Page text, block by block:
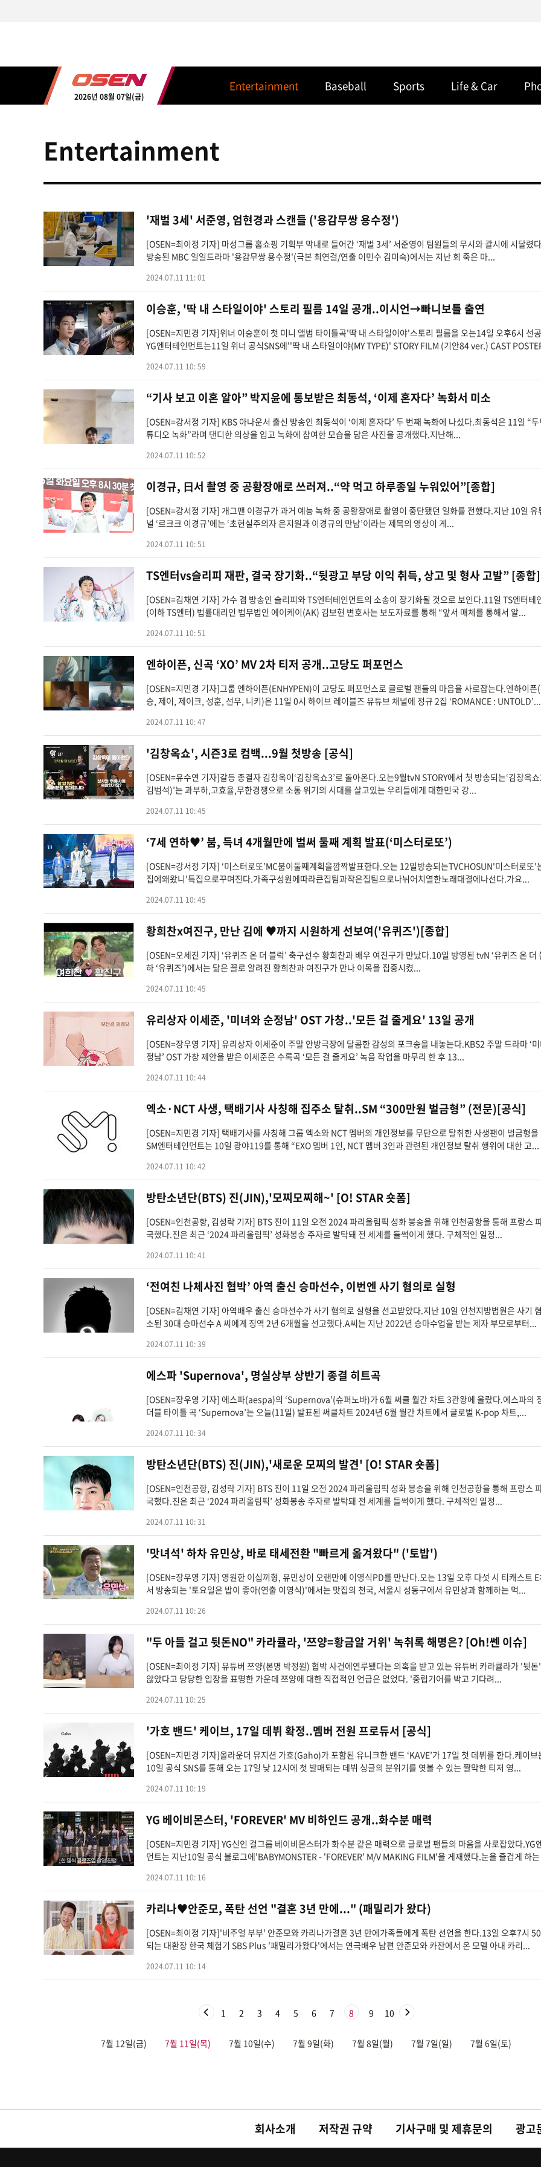
2026년 08월 07일(금)
Entertainment Baseball Sports Life & Car
Entertainment
'재벌 3세' 서준영, 엄현경과 스캔들 ('용감무쌍 용수정')
[OSEN=최이정 기자] 마성그룹 홈쇼핑 기획부 막내로 들어간 ‘재벌 3세’ 서준영이 팀원들의 무시와 괄시에 시달렸
방송된 MBC 일일드라마 '용감무쌍 용수정'(극본 최연걸/연출 이민수 김미숙)에서는 지난 회 죽은 마...
2024.07.11 11: 01
이승훈, '딱 내 스타일이야' 스토리 필름 14일 공개..이시언→빠니보틀 출연
[OSEN=지민경 기자]위너 이승훈이 첫 미니 앨범 타이틀곡'딱 내 스타일이야'스토리 필름을 오는14일 오후6시 선
YG엔터테인먼트는11일 위너 공식SNS에''딱 내 스타일이야(MY TYPE)' STORY FILM (기안84 ver.) CAST
2024.07.11 10: 59
“기사 보고 이혼 알아” 박지윤에 통보받은 최동석, ‘이제 혼자다’ 녹화서 미소
[OSEN=강서정 기자] KBS 아나운서 출신 방송인 최동석이 ‘이제 혼자다’ 두 번째 녹화에 나섰다.최동석은 11일 “
튜디오 녹화”라며 댄디한 의상을 입고 녹화에 참여한 모습을 담은 사진을 공개했다.지난해...
2024.07.11 10: 52
이경규, 日서 촬영 중 공황장애로 쓰러져..“약 먹고 하루종일 누워있어”[종합]
[OSEN=강서정 기자] 개그맨 이경규가 과거 예능 녹화 중 공황장애로 촬영이 중단됐던 일화를 전했다.지난 10일 유
널 ‘르크크 이경규’에는 ‘초현실주의자 은지원과 이경규의 만남’이라는 제목의 영상이 게...
2024.07.11 10: 51
TS엔터vs슬리피 재판, 결국 장기화..“뒷광고 부당 이익 취득, 상고 및 형사 고발” [종합]
[OSEN=김채연 기자] 가수 겸 방송인 슬리피와 TS엔터테인먼트의 소송이 장기화될 것으로 보인다.11일 TS엔터테
(이하 TS엔터) 법률대리인 법무법인 에이케이(AK) 김보현 변호사는 보도자료를 통해 “앞서 매체를 통해서 알...
2024.07.11 10: 51
엔하이픈, 신곡 ‘XO’ MV 2차 티저 공개..고당도 퍼포먼스
[OSEN=지민경 기자]그룹 엔하이픈(ENHYPEN)이 고당도 퍼포먼스로 글로벌 팬들의 마음을 사로잡는다.엔하이픈
승, 제이, 제이크, 성훈, 선우, 니키)은 11일 0시 하이브 레이블즈 유튜브 채널에 정규 2집 ‘ROMANCE : UNTOLD’...
2024.07.11 10: 47
'김창옥쇼', 시즌3로 컴백...9월 첫방송 [공식]
[OSEN=유수연 기자]갈등 종결자 김창옥이‘김창옥쇼3’로 돌아온다.오는9월tvN STORY에서 첫 방송되는‘김창옥
김범석)’는 과부하,고효율,무한경쟁으로 소통 위기의 시대를 살고있는 우리들에게 대한민국 강...
2024.07.11 10: 45
‘7세 연하♥︎’ 붐, 득녀 4개월만에 벌써 둘째 계획 발표(‘미스터로또’)
[OSEN=강서정 기자] ‘미스터로또’MC붐이둘째계획을깜짝발표한다.오는 12일방송되는TVCHOSUN'미스터로또'
집에왜왔니'특집으로꾸며진다.가족구성원에따라큰집팀과작은집팀으로나뉘어치열한노래대결에나선다.가요...
2024.07.11 10: 45
황희찬x여진구, 만난 김에 ♥까지 시원하게 선보여('유퀴즈')[종합]
[OSEN=오세진 기자] ‘유퀴즈 온 더 블럭’ 축구선수 황희찬과 배우 여진구가 만났다.10일 방영된 tvN ‘유퀴즈 온 더
하 ‘유퀴즈’)에서는 닮은 꼴로 알려진 황희찬과 여진구가 만나 이목을 집중시켰...
2024.07.11 10: 45
유리상자 이세준, '미녀와 순정남' OST 가창..'모든 걸 줄게요' 13일 공개
[OSEN=장우영 기자] 유리상자 이세준이 주말 안방극장에 달콤한 감성의 포크송을 내놓는다.KBS2 주말 드라마 ‘
정남’ OST 가창 제안을 받은 이세준은 수록곡 ‘모든 걸 줄게요’ 녹음 작업을 마무리 한 후 13...
2024.07.11 10: 44
엑소·NCT 사생, 택배기사 사칭해 집주소 탈취..SM “300만원 벌금형” (전문)[공식]
[OSEN=지민경 기자] 택배기사를 사칭해 그룹 엑소와 NCT 멤버의 개인정보를 무단으로 탈취한 사생팬이 벌금형을
SM엔터테인먼트는 10일 광야119를 통해 “EXO 멤버 1인, NCT 멤버 3인과 관련된 개인정보 탈취 행위에 대한 고...
2024.07.11 10: 42
방탄소년단(BTS) 진(JIN),'모찌모찌해~' [O! STAR 숏폼]
[OSEN=인천공항, 김성락 기자] BTS 진이 11일 오전 2024 파리올림픽 성화 봉송을 위해 인천공항을 통해 프랑스
국했다.진은 최근 ‘2024 파리올림픽’ 성화봉송 주자로 발탁돼 전 세계를 들썩이게 했다. 구체적인 일정...
2024.07.11 10: 41
‘전여친 나체사진 협박’ 아역 출신 승마선수, 이번엔 사기 혐의로 실형
[OSEN=김채연 기자] 아역배우 출신 승마선수가 사기 혐의로 실형을 선고받았다.지난 10일 인천지방법원은 사기
소된 30대 승마선수 A 씨에게 징역 2년 6개월을 선고했다.A씨는 지난 2022년 승마수업을 받는 제자 부모로부터...
2024.07.11 10: 39
에스파 'Supernova', 명실상부 상반기 종결 히트곡
[OSEN=장우영 기자] 에스파(aespa)의 ‘Supernova’(슈퍼노바)가 6월 써클 월간 차트 3관왕에 올랐다.에스파의
더블 타이틀 곡 ‘Supernova’는 오늘(11일) 발표된 써클차트 2024년 6월 월간 차트에서 글로벌 K-pop 차트,...
2024.07.11 10: 34
방탄소년단(BTS) 진(JIN),'새로운 모찌의 발견' [O! STAR 숏폼]
[OSEN=인천공항, 김성락 기자] BTS 진이 11일 오전 2024 파리올림픽 성화 봉송을 위해 인천공항을 통해 프랑스
국했다.진은 최근 ‘2024 파리올림픽’ 성화봉송 주자로 발탁돼 전 세계를 들썩이게 했다. 구체적인 일정...
2024.07.11 10: 31
'맛녀석' 하차 유민상, 바로 태세전환 "빠르게 옮겨왔다" ('토밥')
[OSEN=장우영 기자] 영원한 이십끼형, 유민상이 오랜만에 이영식PD를 만난다.오는 13일 오후 다섯 시 티캐스트
서 방송되는 '토요일은 밥이 좋아(연출 이영식)'에서는 맛집의 천국, 서울시 성동구에서 유민상과 함께하는 먹...
2024.07.11 10: 26
"두 아들 걸고 뒷돈NO" 카라큘라, '쯔양=황금알 거위' 녹취록 해명은? [Oh!쎈 이슈]
[OSEN=최이정 기자] 유튜버 쯔양(본명 박정원) 협박 사건에연루됐다는 의혹을 받고 있는 유튜버 카라큘라가 '뒷돈
않았다고 당당한 입장을 표명한 가운데 쯔양에 대한 직접적인 언급은 없었다. '중립기어를 박고 기다려...
2024.07.11 10: 25
'가호 밴드' 케이브, 17일 데뷔 확정..멤버 전원 프로듀서 [공식]
[OSEN=지민경 기자]올라운더 뮤지션 가호(Gaho)가 포함된 유니크한 밴드 ‘KAVE’가 17일 첫 데뷔를 한다.케이브
10일 공식 SNS를 통해 오는 17일 낮 12시에 첫 발매되는 데뷔 싱글의 분위기를 엿볼 수 있는 짤막한 티저 영...
2024.07.11 10: 19
YG 베이비몬스터, 'FOREVER' MV 비하인드 공개..화수분 매력
[OSEN=지민경 기자] YG신인 걸그룹 베이비몬스터가 화수분 같은 매력으로 글로벌 팬들의 마음을 사로잡았다.YG
먼트는 지난10일 공식 블로그에'BABYMONSTER - 'FOREVER' M/V MAKING FILM'을 게재했다.눈을 즐겁게 하
2024.07.11 10: 16
카리나♥안준모, 폭탄 선언 "결혼 3년 만에..." (패밀리가 왔다)
[OSEN=최이정 기자]'비주얼 부부' 안준모와 카리나가결혼 3년 만에가족들에게 폭탄 선언을 한다.13일 오후7시
되는 대환장 한국 체험기 SBS Plus '패밀리가왔다'에서는 연극배우 남편 안준모와 카잔에서 온 모델 아내 카리...
2024.07.11 10: 14
1 2 3 4 5 6 7 8 9 10
7월 12일(금) 7월 11일(목) 7월 10일(수) 7월 9일(화) 7월 8일(월) 7월 7일(일) 7월 6일(토)
회사소개 저작권 규약 기사구매 및 제휴문의 광고